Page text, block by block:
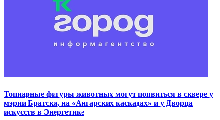
Топиарные фигуры животных могут появиться в сквере у
мэрии Братска, на «Ангарских каскадах» и у Дворца
искусств в Энергетике